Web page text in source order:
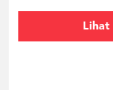
Lihat